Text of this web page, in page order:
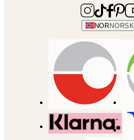
NORNORSK